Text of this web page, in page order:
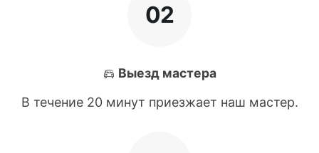
02
Выезд мастера
В течение 20 минут приезжает наш мастер.